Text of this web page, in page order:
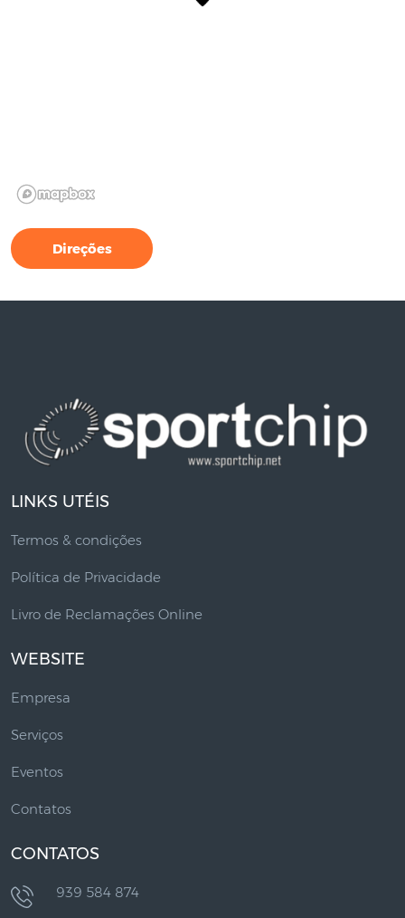
Direções
LINKS UTÉIS
Termos & condições
Política de Privacidade
Livro de Reclamações Online
WEBSITE
Empresa
Serviços
Eventos
Contatos
CONTATOS
939 584 874